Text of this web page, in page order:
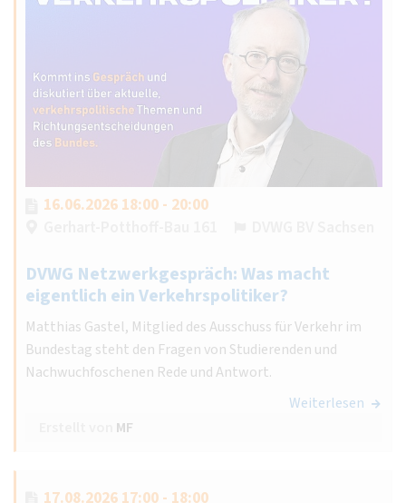
16.06.2026 18:00 - 20:00
DVWG Netzwerkgespräch: Was macht
eigentlich ein Verkehrspolitiker?
Matthias Gastel, Mitglied des Ausschuss für Verkehr im
Bundestag steht den Fragen von Studierenden und
Nachwuchfoschenen Rede und Antwort.
Weiterlesen
MF
17.08.2026 17:00 - 18:00